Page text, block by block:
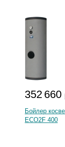
352 660
Бойлер
ECO2F 400